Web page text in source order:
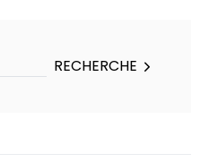
RECHERCHE